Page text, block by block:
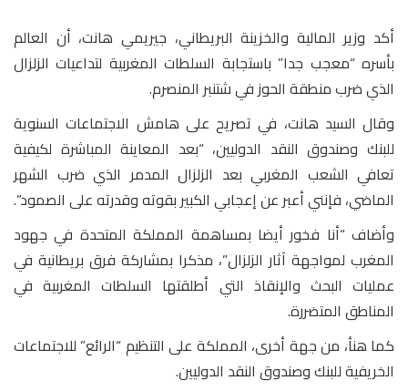
أكد وزير المالية والخزينة البريطاني، جيريمي هانت، أن العالم
بأسره “معجب جدا” باستجابة السلطات المغربية لتداعيات الزلزال
الذي ضرب منطقة الحوز في شتنبر المنصرم.
وقال السيد هانت، في تصريح على هامش الاجتماعات السنوية
للبنك وصندوق النقد الدوليين، “بعد المعاينة المباشرة لكيفية
تعافي الشعب المغربي بعد الزلزال المدمر الذي ضرب الشهر
الماضي، فإنني أعبر عن إعجابي الكبير بقوته وقدرته على الصمود”.
وأضاف “أنا فخور أيضا بمساهمة المملكة المتحدة في جهود
المغرب لمواجهة آثار الزلزال”، مذكرا بمشاركة فرق بريطانية في
عمليات البحث والإنقاذ التي أطلقتها السلطات المغربية في
المناطق المتضررة.
كما هنأ، من جهة أخرى، المملكة على التنظيم “الرائع” للاجتماعات
الخريفية للبنك وصندوق النقد الدوليين.